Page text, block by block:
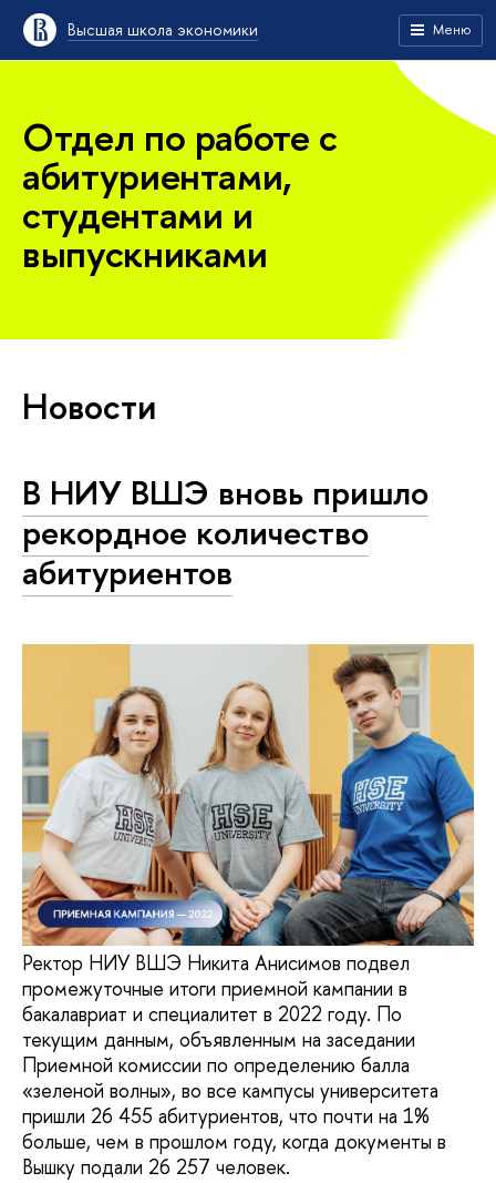
Высшая школа экономики Меню
Отдел по работе с
абитуриентами,
студентами и
выпускниками
Новости
В НИУ ВШЭ вновь пришло
рекордное количество
абитуриентов
Ректор НИУ ВШЭ Никита Анисимов подвел
промежуточные итоги приемной кампании в
бакалавриат и специалитет в 2022 году. По
текущим данным, объявленным на заседании
Приемной комиссии по определению балла
«зеленой волны», во все кампусы университета
пришли 26 455 абитуриентов, что почти на 1%
больше, чем в прошлом году, когда документы в
Вышку подали 26 257 человек.